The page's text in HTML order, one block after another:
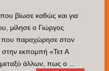
που βίωσε καθώς και για
μίλησε ο Γιώργος
που παραχώρησε στον
εκπομπή «Τετ Α
άλλων, πως ο ...